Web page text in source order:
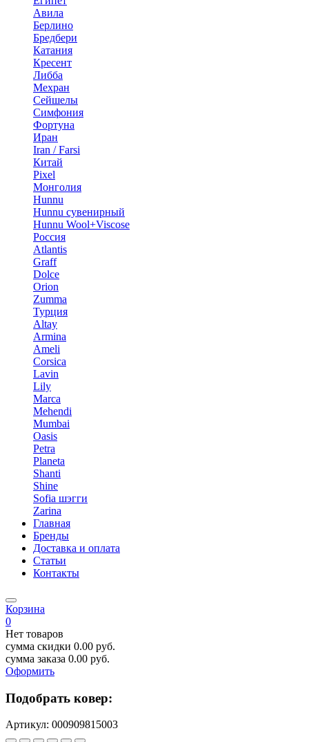
Авила
Берлино
Бредбери
Катания
Кресент
Либба
Мехран
Сейшелы
Симфония
Фортуна
Иран
Iran / Farsi
Китай
Pixel
Монголия
Hunnu
Hunnu сувенирный
Hunnu Wool+Viscose
Россия
Atlantis
Graff
Dolce
Orion
Zumma
Турция
Altay
Armina
Ameli
Corsica
Lavin
Lily
Marca
Mehendi
Mumbai
Oasis
Petra
Planeta
Shanti
Shine
Sofia шэгги
Zarina
Главная
Бренды
Доставка и оплата
Статьи
Контакты
Корзина
0
Нет товаров
сумма скидки 0.00 руб.
сумма заказа 0.00 руб.
Оформить
Подобрать ковер:
Артикул: 000909815003